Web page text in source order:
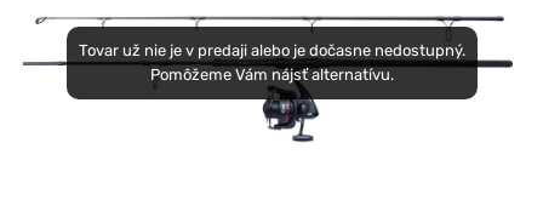
Tovar už nie je v predaji alebo je dočasne nedostupný.
Pomôžeme Vám nájsť alternatívu.